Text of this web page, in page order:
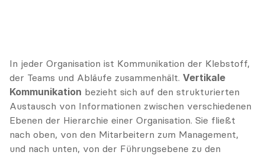
In jeder Organisation ist Kommunikation der Klebstoff,
der Teams und Abläufe zusammenhält. Vertikale
Kommunikation bezieht sich auf den strukturierten
Austausch von Informationen zwischen verschiedenen
Ebenen der Hierarchie einer Organisation. Sie fließt
nach oben, von den Mitarbeitern zum Management,
und nach unten, von der Führungsebene zu den